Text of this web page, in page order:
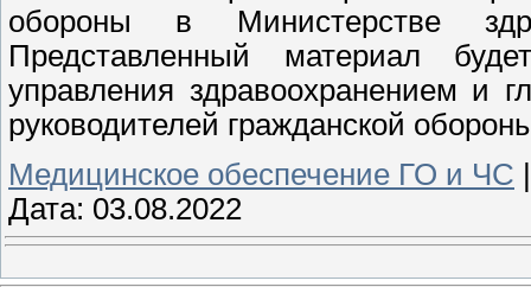
обороны в Министерстве
Представленный материал
управления здравоохранением и
руководителей гражданской
Медицинское обеспечение ГО и ЧС
Дата: 03.08.2022